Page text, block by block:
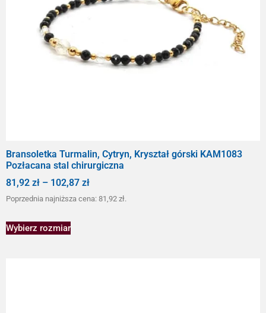
Bransoletka Turmalin, Cytryn, Kryształ górski KAM1083
Pozłacana stal chirurgiczna
81,92 zł – 102,87 zł
Poprzednia najniższa cena: 81,92 zł.
Wybierz rozmiar